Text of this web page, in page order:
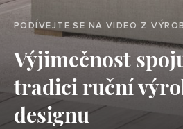
PODÍVEJTE SE NA VIDEO Z
Výjimečnost
tradici ruční
designu